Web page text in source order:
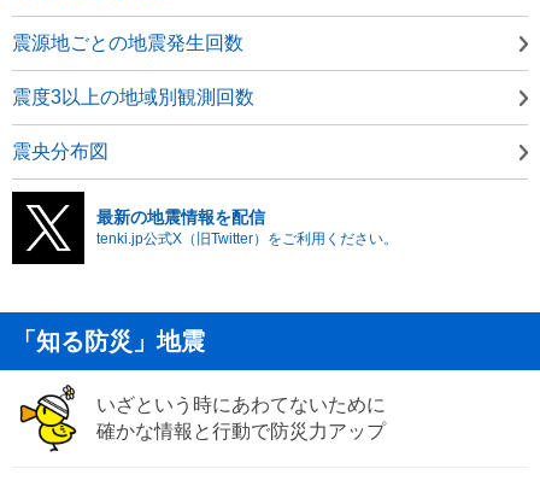
震源地ごとの地震発生回数
震度3以上の地域別観測回数
震央分布図
最新の地震情報を配信
tenki.jp公式X（旧Twitter）をご利用ください。
「知る防災」地震
いざという時にあわてないために
確かな情報と行動で防災力アップ